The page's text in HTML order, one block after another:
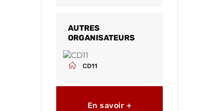
AUTRES
ORGANISATEURS
CD11
En savoir +